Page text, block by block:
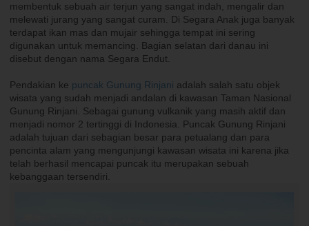
membentuk sebuah air terjun yang sangat indah, mengalir dan
melewati jurang yang sangat curam. Di Segara Anak juga banyak
terdapat ikan mas dan mujair sehingga tempat ini sering
digunakan untuk memancing. Bagian selatan dari danau ini
disebut dengan nama Segara Endut.
Pendakian ke puncak Gunung Rinjani adalah salah satu objek
wisata yang sudah menjadi andalan di kawasan Taman Nasional
Gunung Rinjani. Sebagai gunung vulkanik yang masih aktif dan
menjadi nomor 2 tertinggi di Indonesia. Puncak Gunung Rinjani
adalah tujuan dari sebagian besar para petualang dan para
pencinta alam yang mengunjungi kawasan wisata ini karena jika
telah berhasil mencapai puncak itu merupakan sebuah
kebanggaan tersendiri.